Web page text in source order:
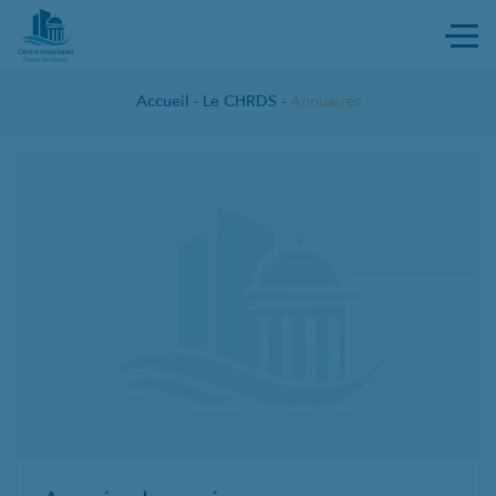
Accueil - Le CHRDS - Annuaires